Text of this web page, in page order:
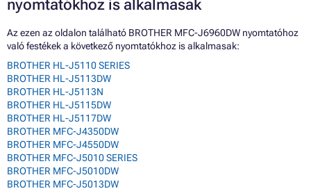
nyomtatókhoz is alkalmasak
Az ezen az oldalon található BROTHER MFC-J6960DW nyomtatóhoz
való festékek a következő nyomtatókhoz is alkalmasak:
BROTHER HL-J5110 SERIES
BROTHER HL-J5113DW
BROTHER HL-J5113N
BROTHER HL-J5115DW
BROTHER HL-J5117DW
BROTHER MFC-J4350DW
BROTHER MFC-J4550DW
BROTHER MFC-J5010 SERIES
BROTHER MFC-J5010DW
BROTHER MFC-J5013DW